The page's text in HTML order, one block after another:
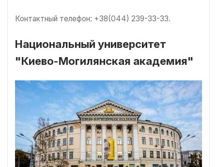
Контактный телефон: +38(044) 239-33-33.
Национальный университет
"Киево-Могилянская академия"